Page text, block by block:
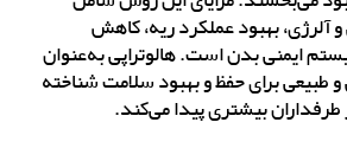
آلرژی، بهبود عملکرد ریه، کاهش
ایمنی بدن است. هالوتراپی به‌عنوان
طبیعی برای حفظ و بهبود سلامت شناخته
بیشتری پیدا می‌کند.